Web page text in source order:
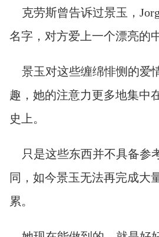
克劳斯曾告诉过景玉，
名字，对方爱上一个漂亮的
景玉对这些缠绵悱恻的爱
趣，她的注意力更多地集中
史上。
只是这些东西并不具备参
同，如今景玉无法再完成大
累。